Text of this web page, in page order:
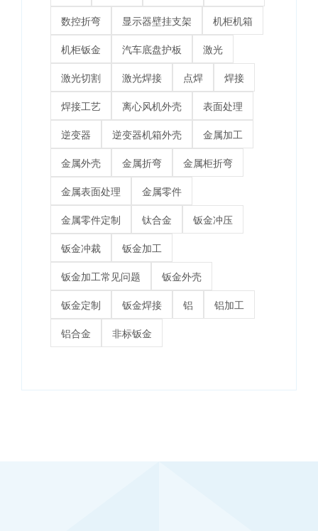
数控折弯 显示器壁挂支架 机柜机箱
机柜钣金 汽车底盘护板 激光
激光切割 激光焊接 点焊 焊接
焊接工艺 离心风机外壳 表面处理
逆变器 逆变器机箱外壳 金属加工
金属外壳 金属折弯 金属柜折弯
金属表面处理 金属零件
金属零件定制 钛合金 钣金冲压
钣金冲裁 钣金加工
钣金加工常见问题 钣金外壳
钣金定制 钣金焊接 铝 铝加工
铝合金 非标钣金